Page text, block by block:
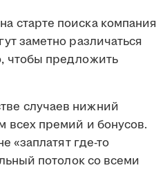
старте поиска компания
заметно различаться
чтобы предложить
случаев нижний
всех премий и бонусов.
«заплатят где-то
потолок со всеми